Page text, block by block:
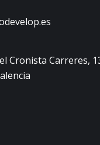
Cronista Carreres,